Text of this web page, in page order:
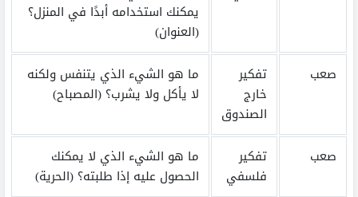
يمكنك استخدامه أبدًا في المنزل؟
(العنوان)
صعب
تفكير
خارج
الصندوق
ما هو الشيء الذي يتنفس ولكنه
لا يأكل ولا يشرب؟ (المصباح)
صعب
تفكير
فلسفي
ما هو الشيء الذي لا يمكنك
الحصول عليه إذا طلبته؟ (الحرية)